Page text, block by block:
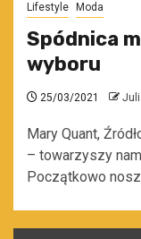
Lifestyle Moda
Spódnica
wyboru
25/03/2021
Mary Quant,
– towarzyszy
Początkowo